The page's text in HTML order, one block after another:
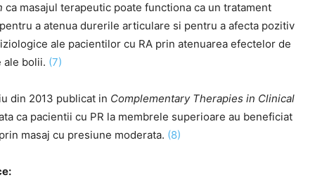
ca masajul terapeutic poate functiona ca un tratament
a atenua durerile articulare si pentru a afecta pozitiv
ale pacientilor cu RA prin atenuarea efectelor de
ale bolii. (7)
din 2013 publicat in Complementary Therapies in Clinical
ca pacientii cu PR la membrele superioare au beneficiat
masaj cu presiune moderata. (8)